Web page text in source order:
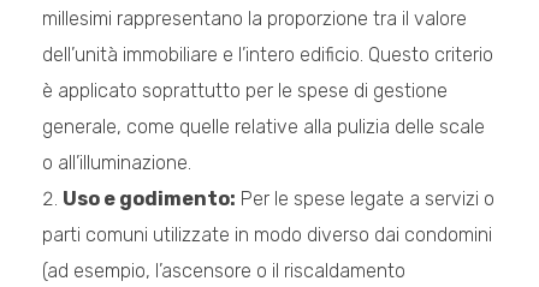
millesimi rappresentano la proporzione tra il valore
dell’unità immobiliare e l’intero edificio. Questo criterio
è applicato soprattutto per le spese di gestione
generale, come quelle relative alla pulizia delle scale
o all’illuminazione.
Uso e godimento: Per le spese legate a servizi o
parti comuni utilizzate in modo diverso dai condomini
(ad esempio, l’ascensore o il riscaldamento